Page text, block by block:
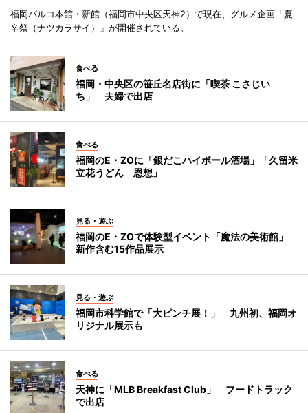
福岡パルコ本館・新館（福岡市中央区天神2）で現在、グルメ企画「夏
辛祭（ナツカラサイ）」が開催されている。
食べる
福岡・中央区の笹丘名店街に「喫茶 こさじい
ち」 夫婦で出店
食べる
福岡のE・ZOに「銀だこハイボール酒場」「久留米
立花うどん 恩想」
見る・遊ぶ
福岡のE・ZOで体験型イベント「魔法の美術館」
新作含む15作品展示
見る・遊ぶ
福岡市科学館で「大ピンチ展！」 九州初、福岡オ
リジナル展示も
食べる
天神に「MLB Breakfast Club」 フードトラック
で出店